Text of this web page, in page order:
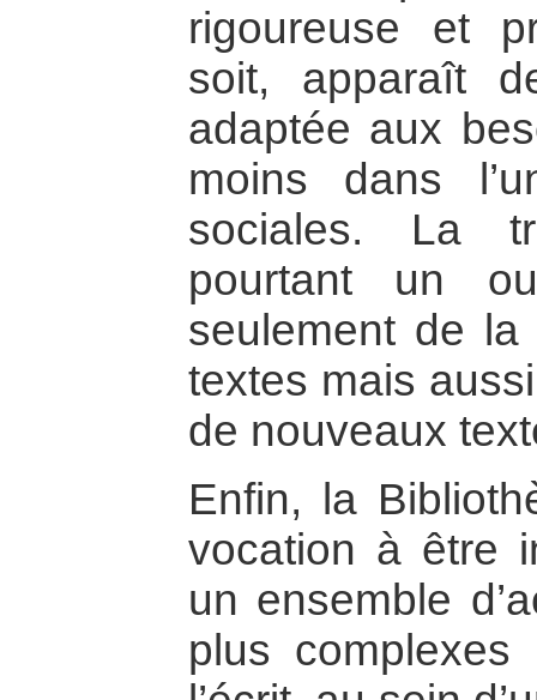
rigoureuse et
soit, apparaît
adaptée aux
moins dans
sociales. La
pourtant un
seulement de
textes mais
de nouveaux
Enfin, la
vocation à être
un ensemble
plus